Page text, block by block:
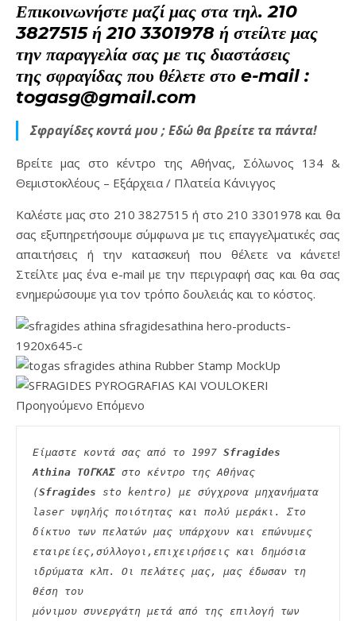
Επικοινωνήστε μαζί μας στα τηλ. 210
3827515 ή 210 3301978 ή στείλτε μας
την παραγγελία σας με τις διαστάσεις
της σφραγίδας που θέλετε στο e-mail :
togasg@gmail.com
Σφραγίδες κοντά μου ; Εδώ θα βρείτε τα πάντα!
Βρείτε μας στο κέντρο της Αθήνας, Σόλωνος 134 &
Θεμιστοκλέους – Εξάρχεια / Πλατεία Κάνιγγος
Καλέστε μας στο 210 3827515 ή στο 210 3301978 και θα
σας εξυπηρετήσουμε σύμφωνα με τις επαγγελματικές σας
απαιτήσεις ή την κατασκευή που θέλετε να κάνετε!
Στείλτε μας ένα e-mail με την περιγραφή σας και θα σας
ενημερώσουμε για τον τρόπο δουλειάς και το κόστος.
Προηγούμενο Επόμενο
Είμαστε κοντά σας από το 1997 Sfragides
Athina ΤΟΓΚΑΣ στο κέντρο της Αθήνας
(Sfragides sto kentro) με σύγχρονα μηχανήματα
laser υψηλής ποιότητας και πολύ μεράκι. Στο
δίκτυο των πελατών μας υπάρχουν και επώνυμες
εταιρείες,σύλλογοι,επιχειρήσεις και δημόσια
ιδρύματα κλπ. Οι πελάτες μας, μας έδωσαν τη
θέση του
μόνιμου συνεργάτη μετά από της επιλογή των